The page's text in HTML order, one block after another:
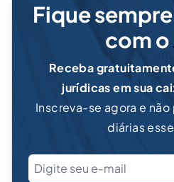
Fique
com o
Receba
jurídicas em sua
Inscreva-se agora e
diárias